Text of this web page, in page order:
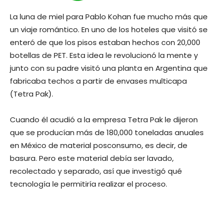
La luna de miel para Pa­blo Kohan fue mucho más que
un viaje romántico. En uno de los hoteles que visitó se
enteró de que los pisos estaban hechos con 20,000
botellas de PET. Esta idea le revolucionó la mente y
junto con su padre visitó una planta en Argentina que
fabri­caba techos a partir de enva­ses multicapa
(Tetra Pak).
Cuando él acudió a la em­presa Tetra Pak le dijeron
que se producían más de 180,000 toneladas anuales
en México de material posconsumo, es decir, de
basura. Pero este material debía ser lavado,
recolectado y separado, así que investigó qué
tecnología le permitiría realizar el proceso.